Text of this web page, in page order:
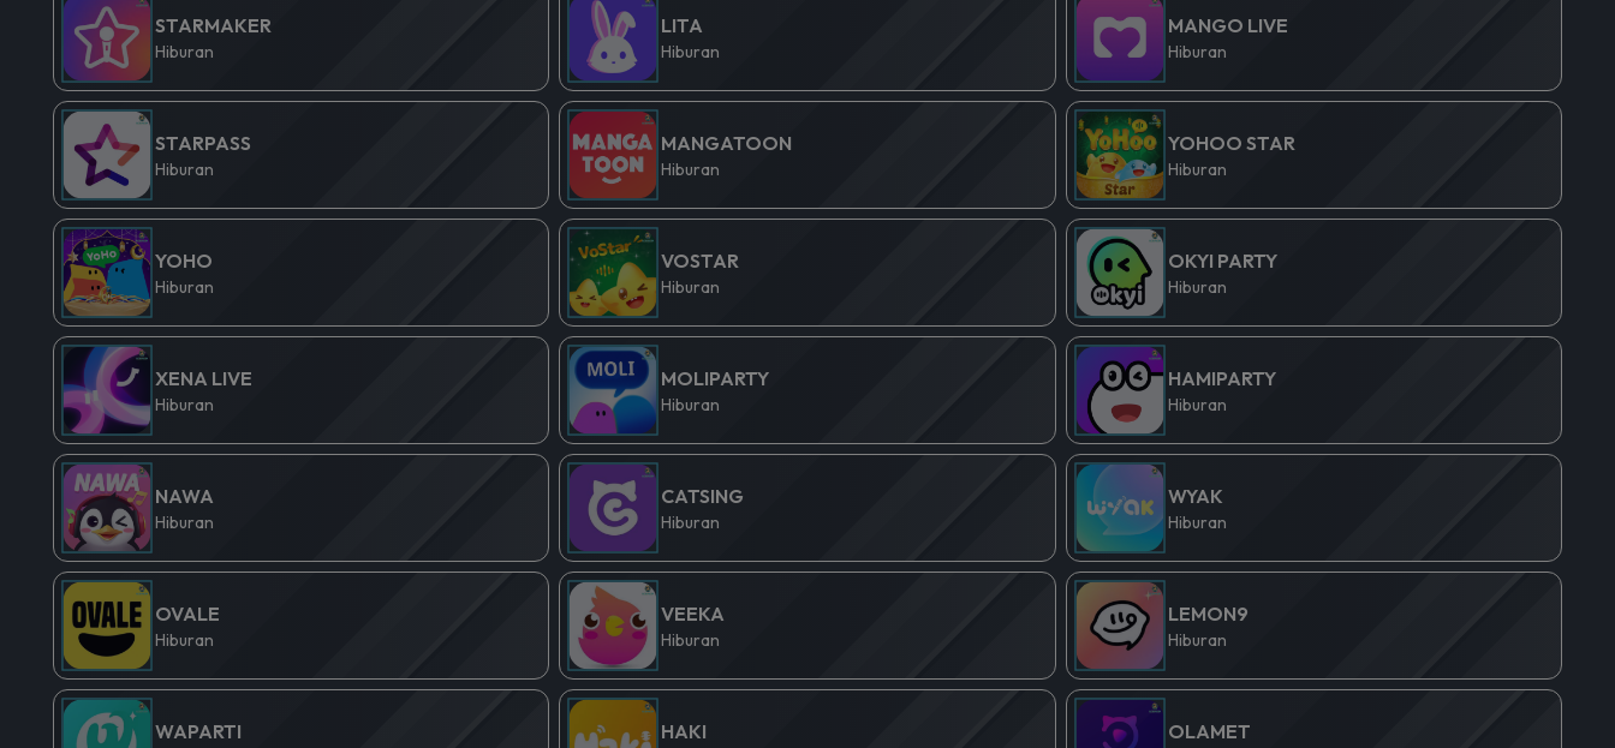
STARMAKER
Hiburan
LITA
Hiburan
MANGO LIVE
Hiburan
STARPASS
Hiburan
MANGATOON
Hiburan
YOHOO STAR
Hiburan
YOHO
Hiburan
VOSTAR
Hiburan
OKYI PARTY
Hiburan
XENA LIVE
Hiburan
MOLIPARTY
Hiburan
HAMIPARTY
Hiburan
NAWA
Hiburan
CATSING
Hiburan
WYAK
Hiburan
OVALE
Hiburan
VEEKA
Hiburan
LEMON9
Hiburan
WAPARTI HAKI OLAMET